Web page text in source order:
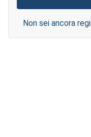
Non sei ancora